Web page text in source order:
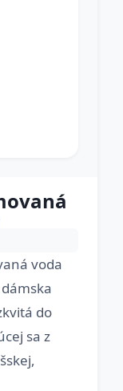
voda
do
sa z